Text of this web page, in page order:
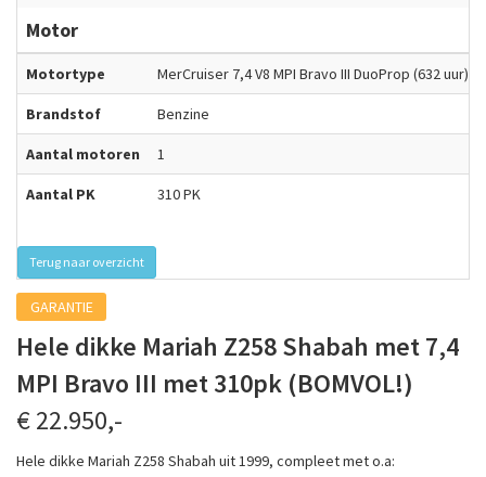
Motor
Motortype MerCruiser 7,4 V8 MPI Bravo III DuoProp (632 uur)
Brandstof Benzine
Aantal motoren 1
Aantal PK 310 PK
Terug naar overzicht
GARANTIE
Hele dikke Mariah Z258 Shabah met 7,4
MPI Bravo III met 310pk (BOMVOL!)
€ 22.950,-
Hele dikke Mariah Z258 Shabah uit 1999, compleet met o.a: